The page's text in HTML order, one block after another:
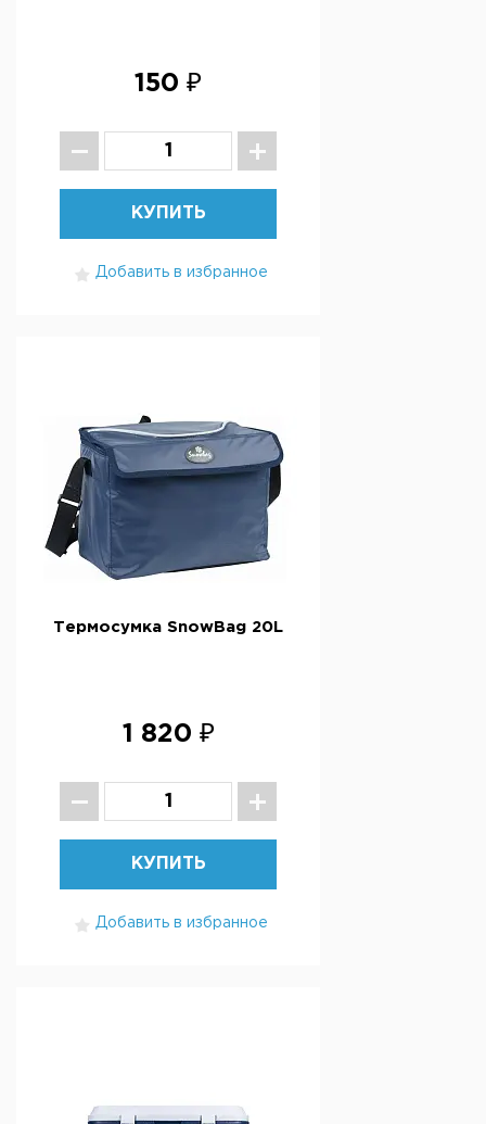
150 ₽
КУПИТЬ
Добавить в избранное
Термосумка SnowBag 20L
1 820 ₽
КУПИТЬ
Добавить в избранное